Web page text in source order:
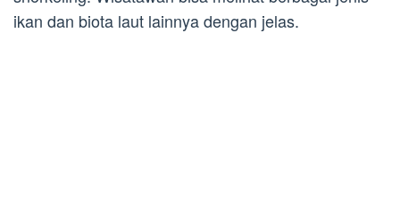
ikan dan biota laut lainnya dengan jelas.